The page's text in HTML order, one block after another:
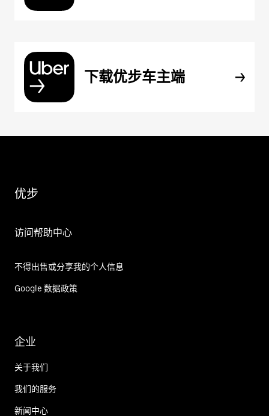
下载优步车主端
优步
访问帮助中心
不得出售或分享我的个人信息
Google 数据政策
企业
关于我们
我们的服务
新闻中心